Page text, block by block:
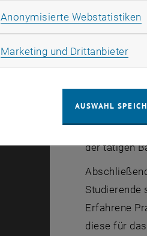
Beispiel
hatte diese 8
Als neue
plädierte
Die
der tätigen
Studierende
Erfahrene
diese für
Anonymisierte Webstatistiken
Marketing und Drittanbieter
AUSWAHL